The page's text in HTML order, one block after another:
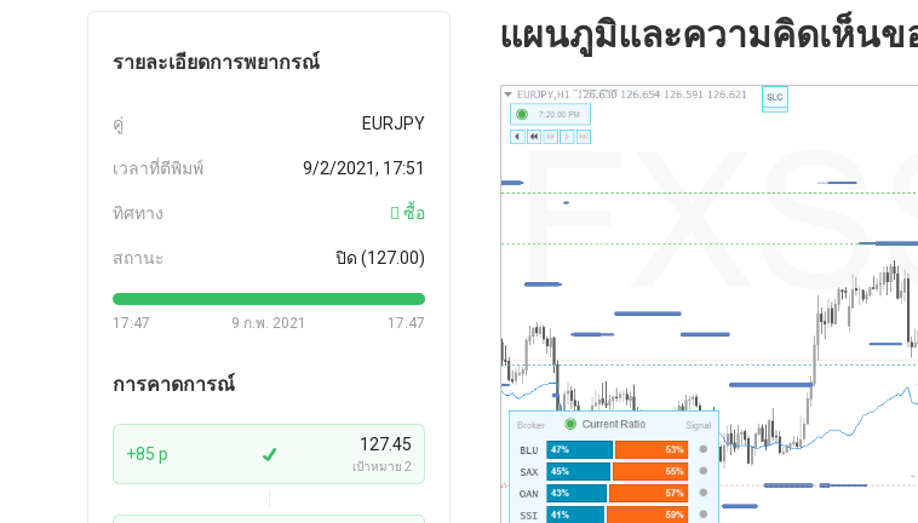
รายละเอียดการพยากรณ์
คู่ EURJPY
เวลาที่ตีพิมพ์ 9/2/2021, 17:51
ทิศทาง ซื้อ
สถานะ ปิด (127.00)
17:47 17:47
9 ก.พ. 2021
การคาดการณ์
+85 p 127.45
เป้าหมาย 2
แผนภูมิและความคิดเห็นข